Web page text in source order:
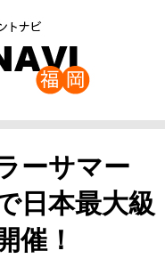
ーサマー
日本最大級
催！